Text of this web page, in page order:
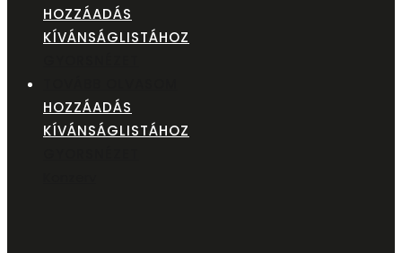
HOZZÁADÁS
KÍVÁNSÁGLISTÁHOZ
HOZZÁADÁS
KÍVÁNSÁGLISTÁHOZ